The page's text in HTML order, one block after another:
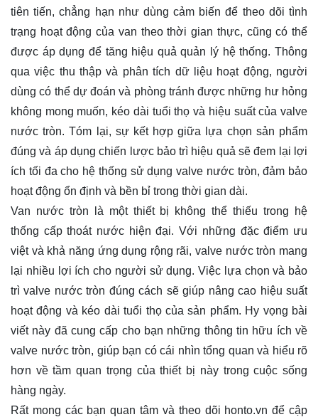
tiên tiến, chẳng hạn như dùng cảm biến để theo dõi tình
trạng hoạt động của van theo thời gian thực, cũng có thể
được áp dụng để tăng hiệu quả quản lý hệ thống. Thông
qua việc thu thập và phân tích dữ liệu hoạt động, người
dùng có thể dự đoán và phòng tránh được những hư hỏng
không mong muốn, kéo dài tuổi thọ và hiệu suất của valve
nước tròn. Tóm lại, sự kết hợp giữa lựa chọn sản phẩm
đúng và áp dụng chiến lược bảo trì hiệu quả sẽ đem lại lợi
ích tối đa cho hệ thống sử dụng valve nước tròn, đảm bảo
hoạt động ổn định và bền bỉ trong thời gian dài.
Van nước tròn là một thiết bị không thể thiếu trong hệ
thống cấp thoát nước hiện đại. Với những đặc điểm ưu
việt và khả năng ứng dụng rộng rãi, valve nước tròn mang
lại nhiều lợi ích cho người sử dụng. Việc lựa chọn và bảo
trì valve nước tròn đúng cách sẽ giúp nâng cao hiệu suất
hoạt động và kéo dài tuổi thọ của sản phẩm. Hy vọng bài
viết này đã cung cấp cho bạn những thông tin hữu ích về
valve nước tròn, giúp bạn có cái nhìn tổng quan và hiểu rõ
hơn về tầm quan trọng của thiết bị này trong cuộc sống
hàng ngày.
Rất mong các bạn quan tâm và theo dõi honto.vn để cập